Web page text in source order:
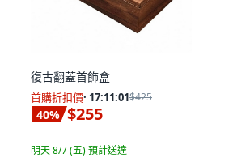
復古翻蓋首飾盒
首購折扣價· 17:11:00$425
40% $255
明天 8/7 (五)預計送達